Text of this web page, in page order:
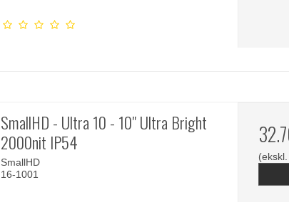
SmallHD - Ultra 10 - 10" Ultra Bright
2000nit IP54
SmallHD
16-1001